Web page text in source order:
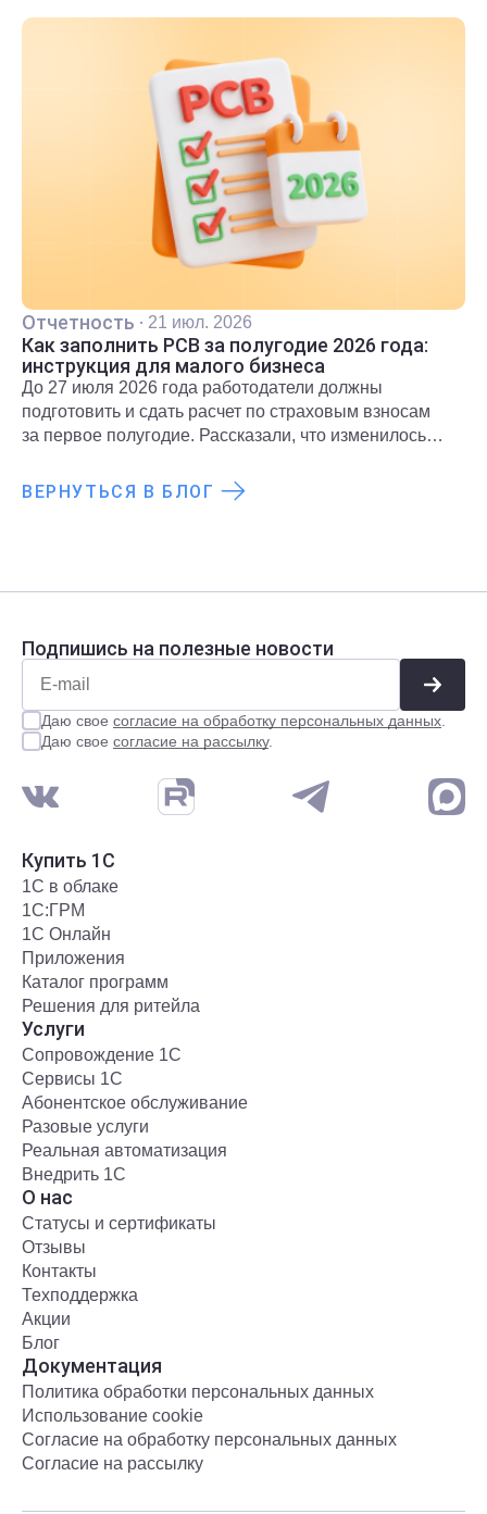
Отчетность · 21 июл. 2026
Как заполнить РСВ за полугодие 2026 года:
инструкция для малого бизнеса
До 27 июля 2026 года работодатели должны
подготовить и сдать расчет по страховым взносам
за первое полугодие. Рассказали, что изменилось
включить в расчет.
ВЕРНУТЬСЯ В БЛОГ
Подпишись на полезные новости
Даю свое согласие на обработку персональных данных
Даю свое согласие на рассылку.
Купить 1С
1С в облаке
1С:ГРМ
1С Онлайн
Приложения
Каталог программ
Решения для ритейла
Услуги
Сопровождение 1С
Сервисы 1С
Абонентское обслуживание
Разовые услуги
Реальная автоматизация
Внедрить 1С
О нас
Статусы и сертификаты
Отзывы
Контакты
Техподдержка
Акции
Блог
Документация
Политика обработки персональных данных
Использование cookie
Согласие на обработку персональных данных
Согласие на рассылку